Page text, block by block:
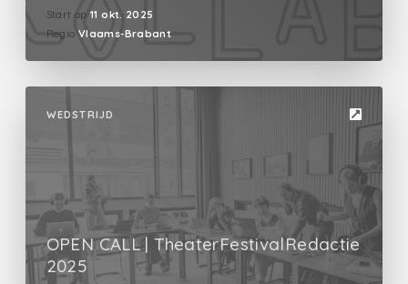
Start op 11 okt. 2025
Regio Vlaams-Brabant
WEDSTRIJD
OPEN CALL | TheaterFestivalRedactie
2025